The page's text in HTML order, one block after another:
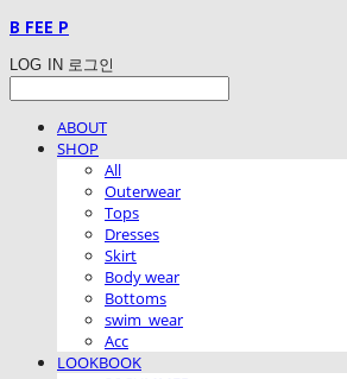
B FEE P
LOG IN 로그인
ABOUT
SHOP
All
Outerwear
Tops
Dresses
Skirt
Body wear
Bottoms
swim_wear
Acc
LOOKBOOK